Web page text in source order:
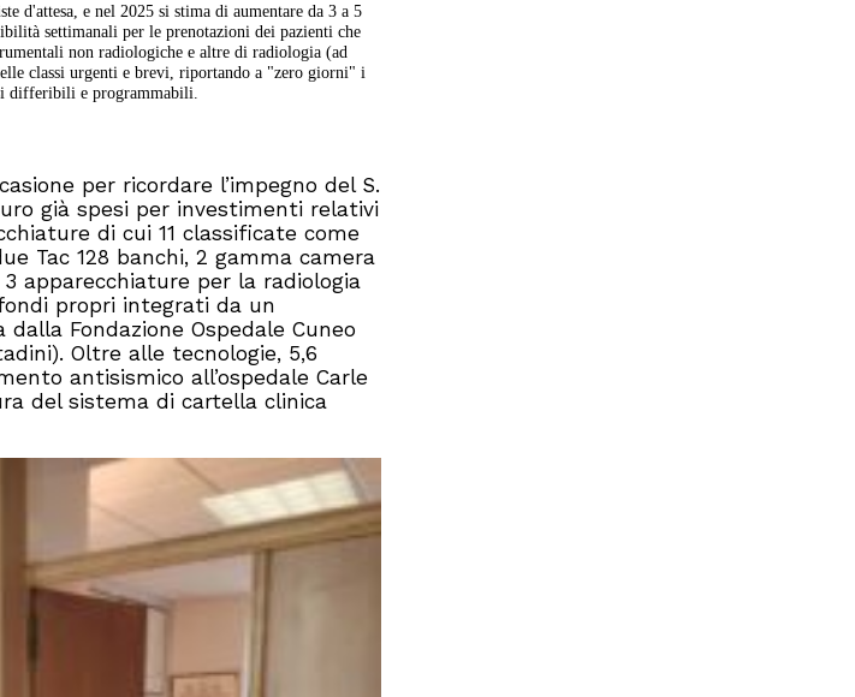
d'attesa, e nel 2025 si stima di aumentare da 3 a 5
settimanali per le prenotazioni dei pazienti che
non radiologiche e altre di radiologia (ad
classi urgenti e brevi, riportando a "zero giorni" i
differibili e programmabili.
per ricordare l’impegno del S.
già spesi per investimenti relativi
di cui 11 classificate come
Tac 128 banchi, 2 gamma camera
apparecchiature per la radiologia
propri integrati da un
Fondazione Ospedale Cuneo
Oltre alle tecnologie, 5,6
antisismico all’ospedale Carle
del sistema di cartella clinica